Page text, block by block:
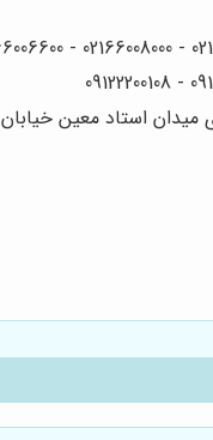
بین طوس و دامپزشکی پلاک 154 - 156 - 158